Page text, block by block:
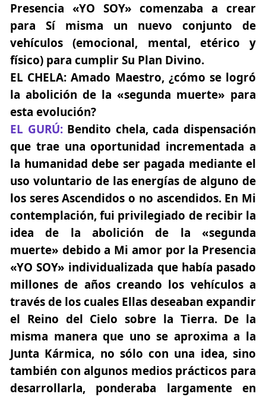
Presencia «YO SOY» comenzaba a crear
para Sí misma un nuevo conjunto de
vehículos (emocional, mental, etérico y
físico) para cumplir Su Plan Divino.
EL CHELA: Amado Maestro, ¿cómo se logró
la abolición de la «segunda muerte» para
esta evolución?
EL GURÚ: Bendito chela, cada dispensación
que trae una oportunidad incrementada a
la humanidad debe ser pagada mediante el
uso voluntario de las energías de alguno de
los seres Ascendidos o no ascendidos. En Mi
contemplación, fui privilegiado de recibir la
idea de la abolición de la «segunda
muerte» debido a Mi amor por la Presencia
«YO SOY» individualizada que había pasado
millones de años creando los vehículos a
través de los cuales Ellas deseaban expandir
el Reino del Cielo sobre la Tierra. De la
misma manera que uno se aproxima a la
Junta Kármica, no sólo con una idea, sino
también con algunos medios prácticos para
desarrollarla, ponderaba largamente en